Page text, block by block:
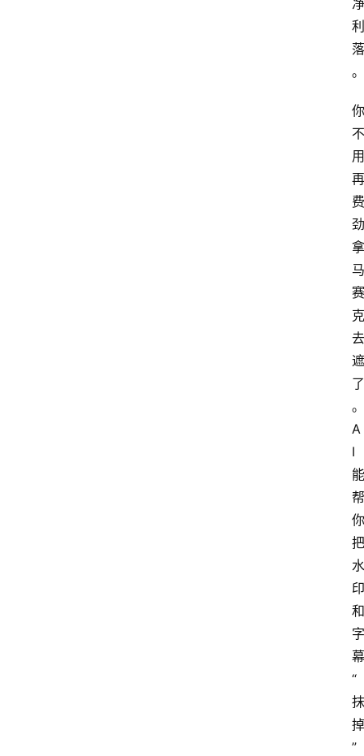
净
利
落
。
你
不
用
再
费
劲
拿
马
赛
克
去
遮
了
。
A
I
能
帮
你
把
水
印
和
字
幕
“
抹
掉
”